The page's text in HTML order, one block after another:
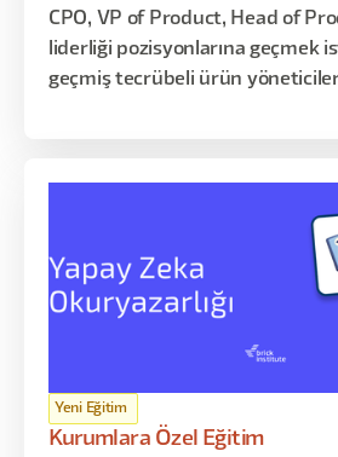
CPO, VP of Product, Head of
liderliği pozisyonlarına geçmek
geçmiş tecrübeli ürün
Yeni Eğitim
Kurumlara Özel Eğitim